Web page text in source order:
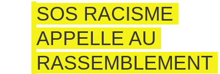
SOS RACISME
APPELLE AU
RASSEMBLEMENT